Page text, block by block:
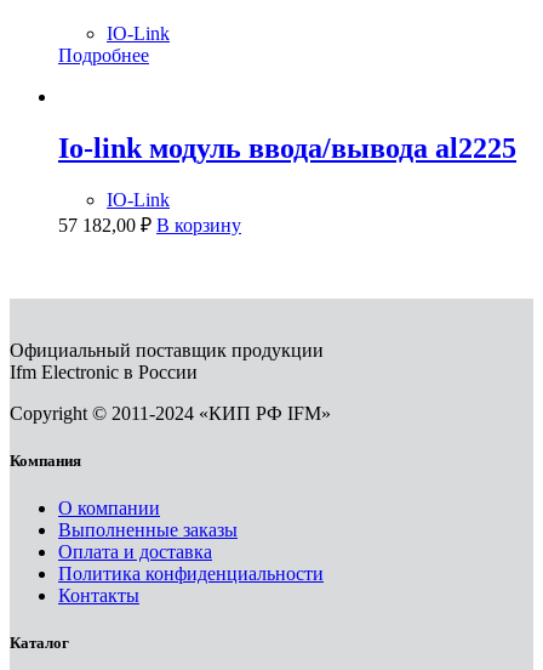
IO-Link
Подробнее
Io-link модуль ввода/вывода al2225
IO-Link
57 182,00 ₽ В корзину
Официальный поставщик продукции
Ifm Electronic в России
Copyright © 2011-2024 «КИП РФ IFM»
Компания
О компании
Выполненные заказы
Оплата и доставка
Политика конфиденциальности
Контакты
Каталог